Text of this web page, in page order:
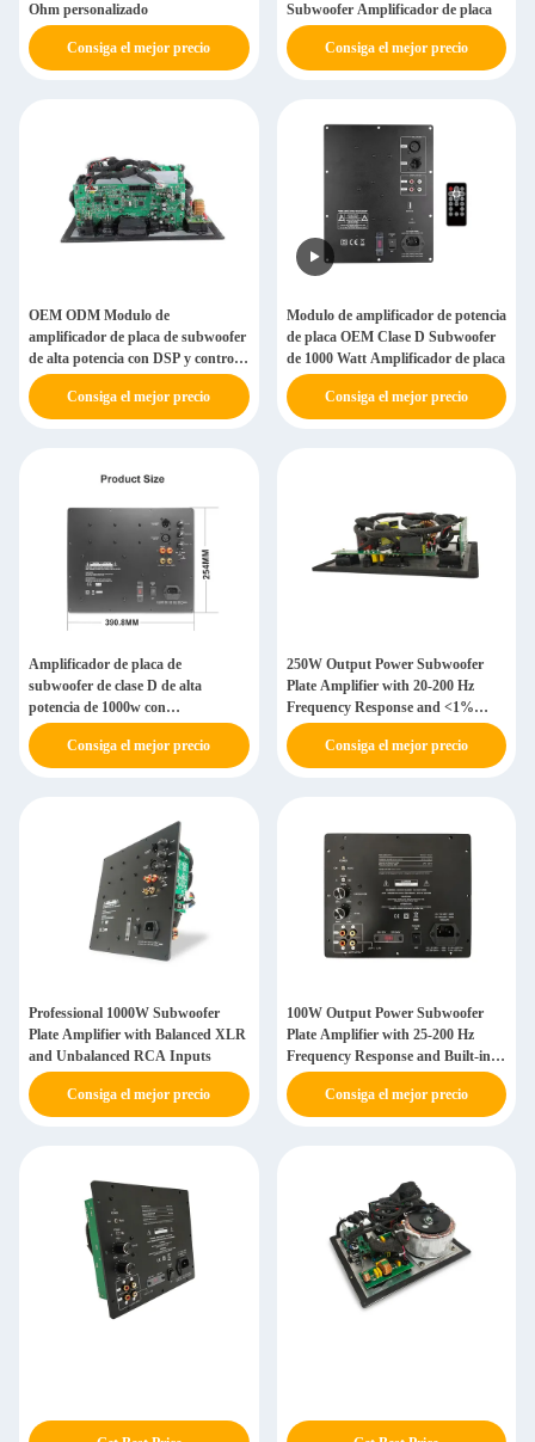
Ohm personalizado
Consiga el mejor precio
Subwoofer Amplificador de placa
Consiga el mejor precio
OEM ODM Modulo de
amplificador de placa de subwoofer
de alta potencia con DSP y control
remoto
Consiga el mejor precio
Modulo de amplificador de potencia
de placa OEM Clase D Subwoofer
de 1000 Watt Amplificador de placa
Consiga el mejor precio
Amplificador de placa de
subwoofer de clase D de alta
potencia de 1000w con
transformador toroidal estable
Consiga el mejor precio
250W Output Power Subwoofer
Plate Amplifier with 20-200 Hz
Frequency Response and <1%
Total Harmonic Distortion
Consiga el mejor precio
Professional 1000W Subwoofer
Plate Amplifier with Balanced XLR
and Unbalanced RCA Inputs
Consiga el mejor precio
100W Output Power Subwoofer
Plate Amplifier with 25-200 Hz
Frequency Response and Built-in
Phase 0°/180° Switchable
Consiga el mejor precio